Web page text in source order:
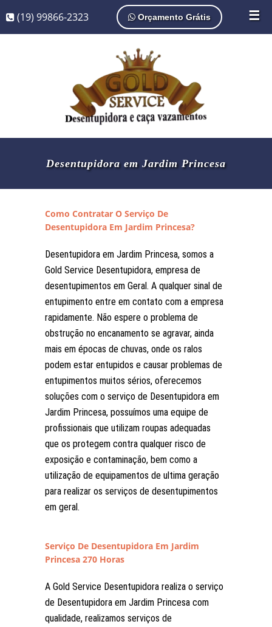
☰
(19) 99866-2323 Orçamento Grátis
Desentupidora em Jardim Princesa
Como Contratar O Serviço De
Desentupidora Em Jardim Princesa?
Desentupidora em Jardim Princesa, somos a
Gold Service Desentupidora, empresa de
desentupimentos em Geral. A qualquer sinal de
entupimento entre em contato com a empresa
rapidamente. Não espere o problema de
obstrução no encanamento se agravar, ainda
mais em épocas de chuvas, onde os ralos
podem estar entupidos e causar problemas de
entupimentos muitos sérios, oferecemos
soluções com o serviço de Desentupidora em
Jardim Princesa, possuímos uma equipe de
profissionais que utilizam roupas adequadas
que os protegem contra qualquer risco de
exposição e contaminação, bem como a
utilização de equipamentos de ultima geração
para realizar os serviços de desentupimentos
em geral.
Serviço De Desentupidora Em Jardim
Princesa 270 Horas
A Gold Service Desentupidora realiza o serviço
de Desentupidora em Jardim Princesa com
qualidade, realizamos serviços de